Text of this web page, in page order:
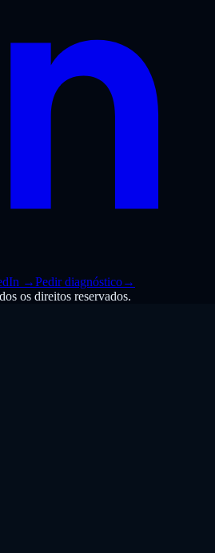
→Pedir diagnóstico→
os direitos reservados.